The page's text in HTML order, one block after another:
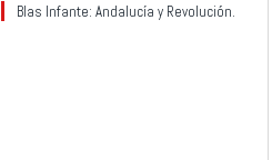
Blas Infante: Andalucía y Revolución.